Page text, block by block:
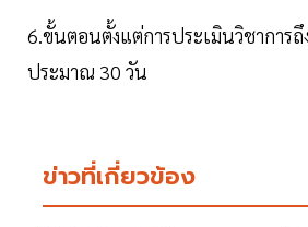
6.ขั้นตอนตั้งแต่การประเมินวิชาการถึ
ประมาณ 30 วัน
ข่าวที่เกี่ยวข้อง